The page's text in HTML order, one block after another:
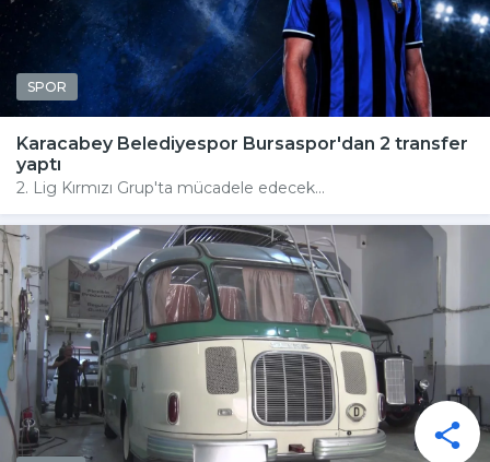
SPOR
Karacabey Belediyespor Bursaspor'dan 2 transfer
yaptı
2. Lig Kırmızı Grup'ta mücadele edecek...